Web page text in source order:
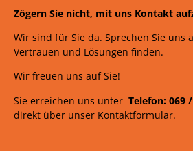
Zögern Sie nicht, mit uns Kontakt
Wir sind für Sie da. Sprechen Sie uns
Vertrauen und Lösungen finden.
Wir freuen uns auf Sie!
Sie erreichen uns unter Telefon: 069 /
direkt über unser Kontaktformular.